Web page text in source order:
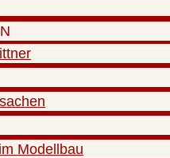
Modellbau